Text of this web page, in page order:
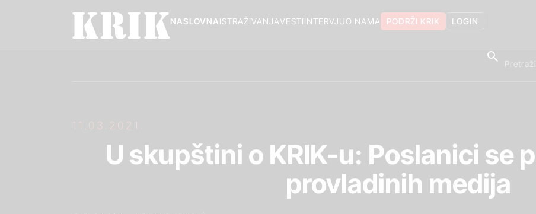
LOGIN
PODRŽI KRIK
O NAMA
INTERVJU
VESTI
ISTRAŽIVANJA
NASLOVNA
11.03.2021.
U skupštini o KRIK-u: Poslanici se
provladinih medija